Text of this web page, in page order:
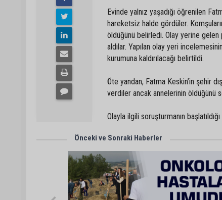
Evinde yalnız yaşadığı öğrenilen
hareketsiz halde gördüler.
öldüğünü belirledi. Olay yerine
aldılar. Yapılan olay yeri
kurumuna kaldırılacağı belirtildi.
Öte yandan, Fatma Keskin’in şehir
verdiler ancak annelerinin öldüğünü
Olayla ilgili soruşturmanın
Önceki ve Sonraki Haberler